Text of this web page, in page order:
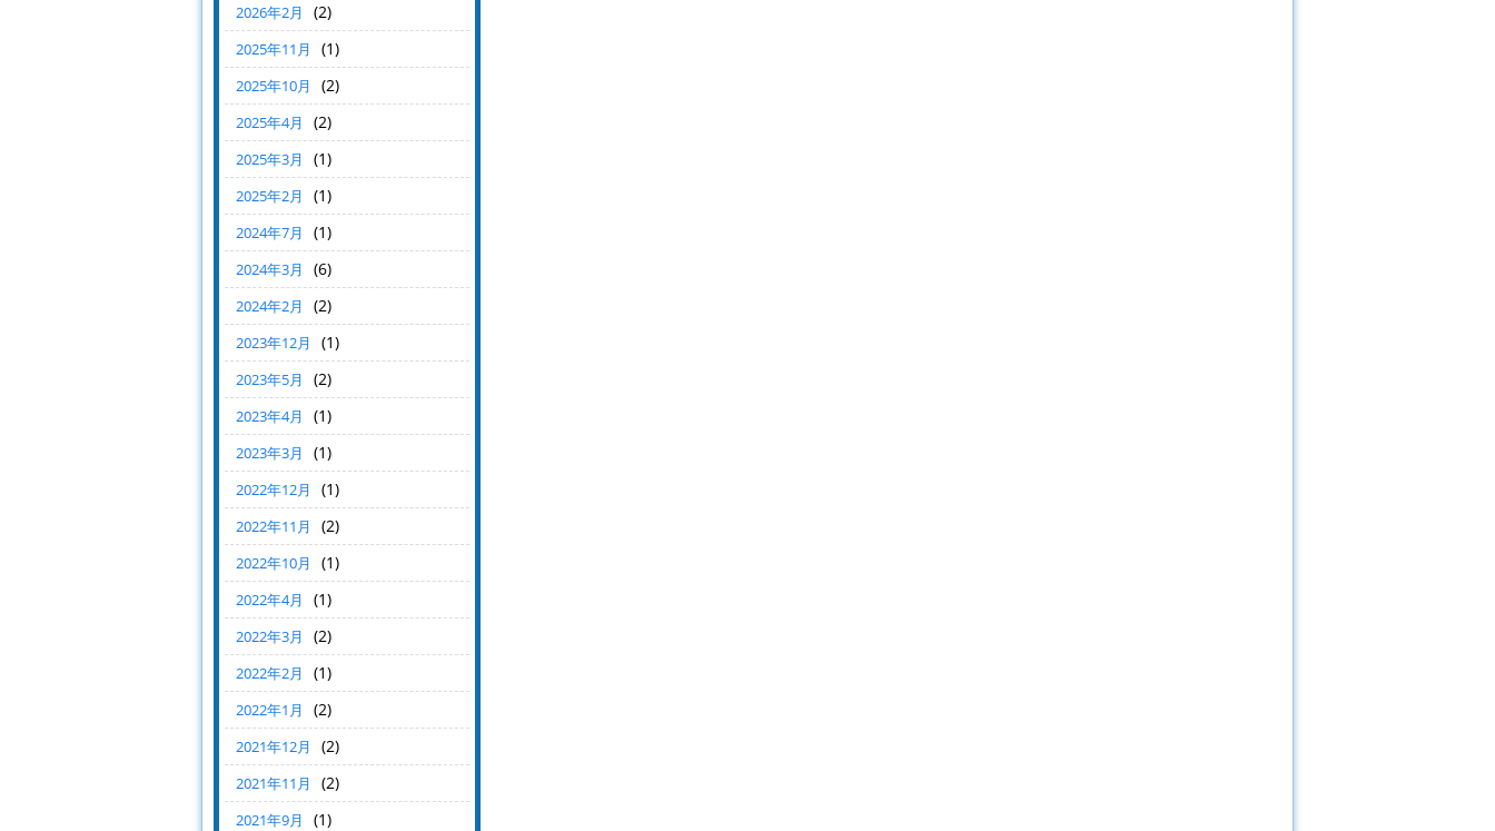
2026年2月 (2)
2025年11月 (1)
2025年10月 (2)
2025年4月 (2)
2025年3月 (1)
2025年2月 (1)
2024年7月 (1)
2024年3月 (6)
2024年2月 (2)
2023年12月 (1)
2023年5月 (2)
2023年4月 (1)
2023年3月 (1)
2022年12月 (1)
2022年11月 (2)
2022年10月 (1)
2022年4月 (1)
2022年3月 (2)
2022年2月 (1)
2022年1月 (2)
2021年12月 (2)
2021年11月 (2)
2021年9月 (1)